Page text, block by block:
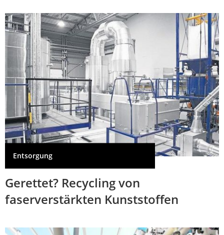
Entsorgung
Gerettet? Recycling von
faserverstärkten Kunststoffen